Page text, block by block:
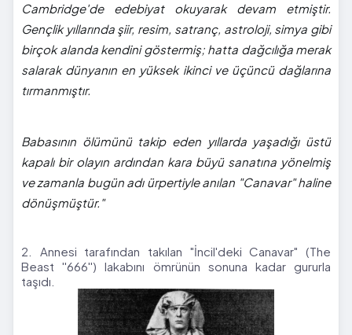
Cambridge'de edebiyat okuyarak devam etmiştir.
Gençlik yıllarında şiir, resim, satranç, astroloji, simya gibi
birçok alanda kendini göstermiş; hatta dağcılığa merak
salarak dünyanın en yüksek ikinci ve üçüncü dağlarına
tırmanmıştır.
Babasının ölümünü takip eden yıllarda yaşadığı üstü
kapalı bir olayın ardından kara büyü sanatına yönelmiş
ve zamanla bugün adı ürpertiyle anılan "Canavar" haline
dönüşmüştür."
2. Annesi tarafından takılan "İncil'deki Canavar" (The
Beast ''666'') lakabını ömrünün sonuna kadar gururla
taşıdı.